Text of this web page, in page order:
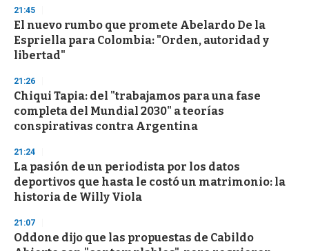
d
s
21:45
El nuevo rumbo que promete Abelardo De la
Espriella para Colombia: "Orden, autoridad y
libertad"
21:26
Chiqui Tapia: del "trabajamos para una fase
completa del Mundial 2030" a teorías
conspirativas contra Argentina
21:24
La pasión de un periodista por los datos
deportivos que hasta le costó un matrimonio: la
historia de Willy Viola
21:07
Oddone dijo que las propuestas de Cabildo